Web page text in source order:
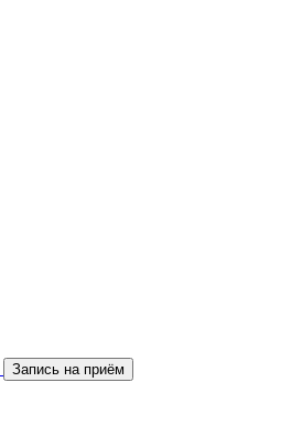
Запись на приём